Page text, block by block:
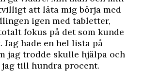
att låta mig börja med
igen med tabletter,
fokus på det som kunde
Jag hade en hel lista på
jag trodde skulle hjälpa och
till hundra procent.